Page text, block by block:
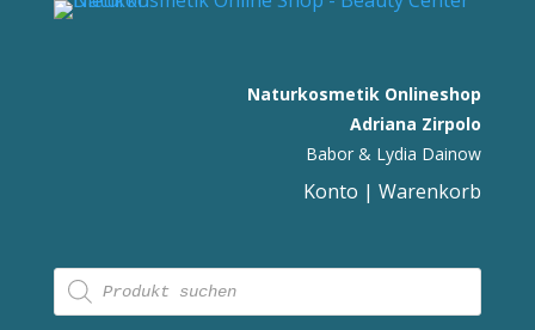
Naturkosmetik Onlineshop
Adriana Zirpolo
Babor & Lydia Dainow
Konto |Warenkorb
Products
search